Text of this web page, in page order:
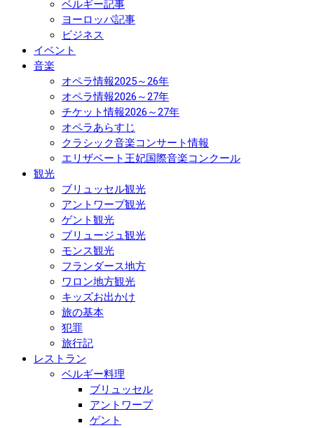
ベルギー記事
ヨーロッパ記事
ビジネス
イベント
音楽
オペラ情報2025～26年
オペラ情報2026～27年
チケット情報2026～27年
オペラあらすじ
クラシック音楽コンサート情報
エリザベート王妃国際音楽コンクール
観光
ブリュッセル観光
アントワープ観光
ゲント観光
ブリュージュ観光
モンス観光
フランダース地方
ワロン地方観光
キッズお出かけ
旅の基本
犯罪
旅行記
レストラン
ベルギー料理
ブリュッセル
アントワープ
ゲント